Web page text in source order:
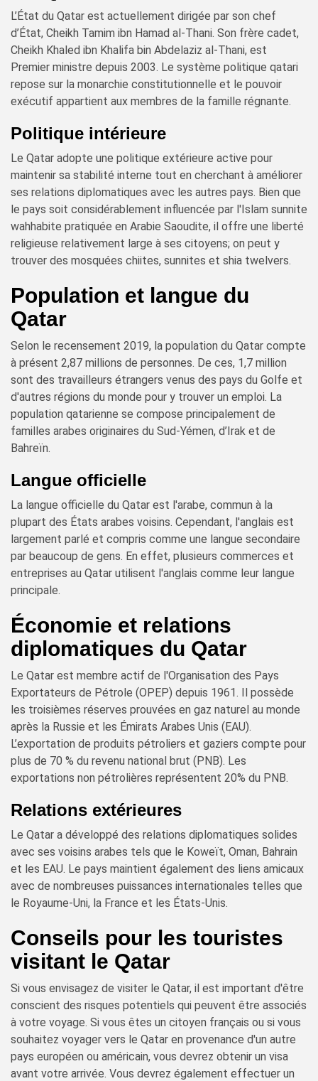
L’État du Qatar est actuellement dirigée par son chef
d’État, Cheikh Tamim ibn Hamad al-Thani. Son frère cadet,
Cheikh Khaled ibn Khalifa bin Abdelaziz al-Thani, est
Premier ministre depuis 2003. Le système politique qatari
repose sur la monarchie constitutionnelle et le pouvoir
exécutif appartient aux membres de la famille régnante.
Politique intérieure
Le Qatar adopte une politique extérieure active pour
maintenir sa stabilité interne tout en cherchant à améliorer
ses relations diplomatiques avec les autres pays. Bien que
le pays soit considérablement influencée par l'Islam sunnite
wahhabite pratiquée en Arabie Saoudite, il offre une liberté
religieuse relativement large à ses citoyens; on peut y
trouver des mosquées chiites, sunnites et shia twelvers.
Population et langue du
Qatar
Selon le recensement 2019, la population du Qatar compte
à présent 2,87 millions de personnes. De ces, 1,7 million
sont des travailleurs étrangers venus des pays du Golfe et
d'autres régions du monde pour y trouver un emploi. La
population qatarienne se compose principalement de
familles arabes originaires du Sud-Yémen, d’Irak et de
Bahreïn.
Langue officielle
La langue officielle du Qatar est l'arabe, commun à la
plupart des États arabes voisins. Cependant, l'anglais est
largement parlé et compris comme une langue secondaire
par beaucoup de gens. En effet, plusieurs commerces et
entreprises au Qatar utilisent l'anglais comme leur langue
principale.
Économie et relations
diplomatiques du Qatar
Le Qatar est membre actif de l'Organisation des Pays
Exportateurs de Pétrole (OPEP) depuis 1961. Il possède
les troisièmes réserves prouvées en gaz naturel au monde
après la Russie et les Émirats Arabes Unis (EAU).
L’exportation de produits pétroliers et gaziers compte pour
plus de 70 % du revenu national brut (PNB). Les
exportations non pétrolières représentent 20% du PNB.
Relations extérieures
Le Qatar a développé des relations diplomatiques solides
avec ses voisins arabes tels que le Koweït, Oman, Bahrain
et les EAU. Le pays maintient également des liens amicaux
avec de nombreuses puissances internationales telles que
le Royaume-Uni, la France et les États-Unis.
Conseils pour les touristes
visitant le Qatar
Si vous envisagez de visiter le Qatar, il est important d'être
conscient des risques potentiels qui peuvent être associés
à votre voyage. Si vous êtes un citoyen français ou si vous
souhaitez voyager vers le Qatar en provenance d'un autre
pays européen ou américain, vous devrez obtenir un visa
avant votre arrivée. Vous devrez également effectuer un